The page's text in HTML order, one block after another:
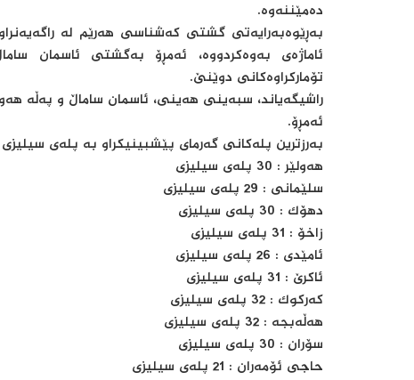
دەمێننەوە.
بەڕێوەبەرایەتی گشتی کەشناسی هەرێم لە
ئاماژەی بەوەکردووە، ئەمڕۆ بەگشتی ئاسمان
تۆمارکراوەکانی دوێنێ.
راشیگەیاند، سبەینی هەینی، ئاسمان ساماڵ و پەڵە
ئەمڕۆ.
بەرزترین پلەکانی گەرمای پێشبینیکراو بە پلەی سیلیزی
هەولێر : 30 پلەی سیلیزی
سلێمانی : 29 پلەی سیلیزی
دهۆک : 30 پلەی سیلیزی
زاخۆ : 31 پلەی سیلیزی
ئامێدی : 26 پلەی سیلیزی
ئاکرێ : 31 پلەی سیلیزی
کەرکوک : 32 پلەی سیلیزی
هەڵەبجە : 32 پلەی سیلیزی
سۆران : 30 پلەی سیلیزی
حاجی ئۆمەران : 21 پلەی سیلیزی